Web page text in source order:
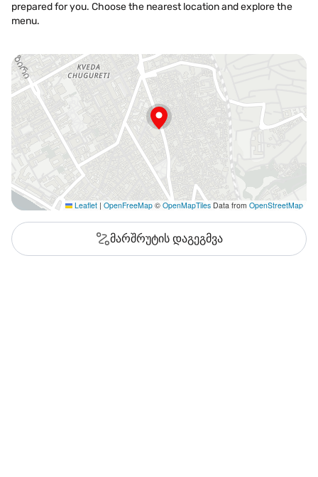
prepared for you. Choose the nearest location and explore the
menu.
Leaflet | OpenFreeMap © OpenMapTiles Data from OpenStreetMap
მარშრუტის დაგეგმვა